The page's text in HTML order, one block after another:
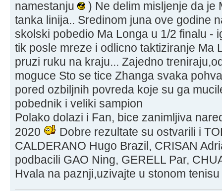
namestanju
) Ne delim misljenje da je
tanka linija.. Sredinom juna ove godine
skolski pobedio Ma Longa u 1/2 finalu -
tik posle mreze i odlicno taktiziranje Ma
pruzi ruku na kraju... Zajedno
moguce Sto se tice Zhanga svaka
pored ozbiljnih povreda koje su ga
pobednik i veliki sampion
Polako dolazi i Fan, bice zanimljiva
2020
Dobre rezultate su ostvarili i
CALDERANO Hugo Brazil, CRISAN
podbacili GAO Ning, GERELL Par,
Hvala na paznji,uzivajte u stonom tenisu